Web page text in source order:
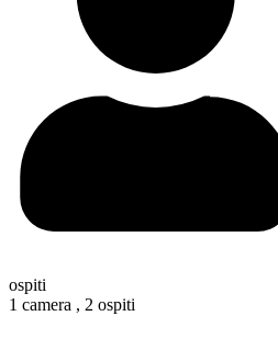
ospiti
1 camera , 2 ospiti